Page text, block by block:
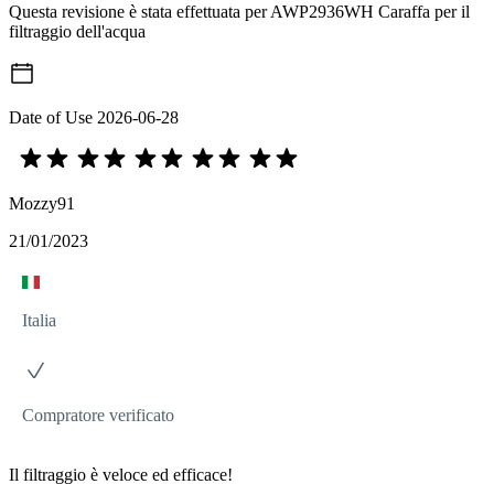
Questa revisione è stata effettuata per AWP2936WH Caraffa per il
filtraggio dell'acqua
Date of Use 2026-06-28
Mozzy91
21/01/2023
Italia
Compratore verificato
Il filtraggio è veloce ed efficace!